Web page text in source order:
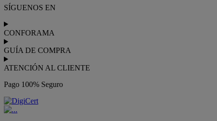
SÍGUENOS EN
CONFORAMA
GUÍA DE COMPRA
ATENCIÓN AL CLIENTE
Pago 100% Seguro